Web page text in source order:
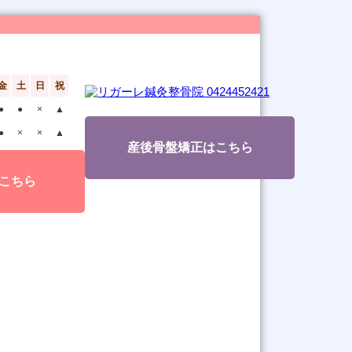
土 日 祝
● × ▲
× × ▲
産後骨盤矯正はこちら
ちら